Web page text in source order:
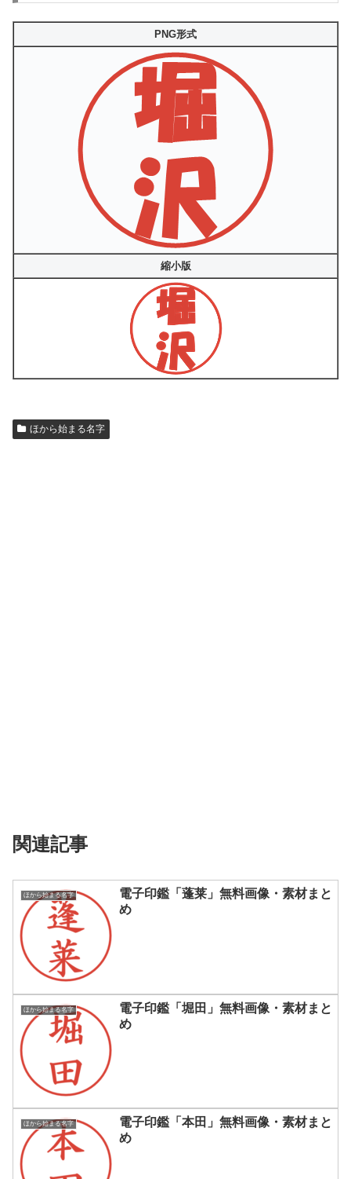
PNG形式
縮小版
ほから始まる名字
関連記事
ほから始まる名字
電子印鑑「蓬莱」無料画像・素材まと
め
ほから始まる名字
電子印鑑「堀田」無料画像・素材まと
め
ほから始まる名字
電子印鑑「本田」無料画像・素材まと
め